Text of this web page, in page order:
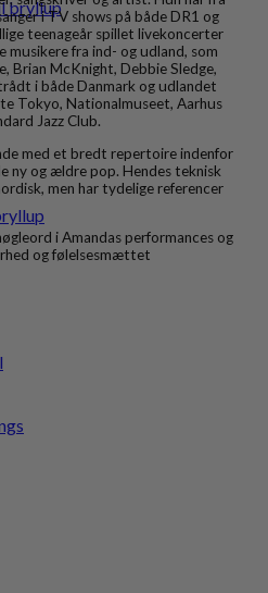
bryllupi TV shows på både DR1 og
teenageår spillet livekoncerter
musikere fra ind- og udland, som
Brian McKnight, Debbie Sledge,
i både Danmark og udlandet
Tokyo, Nationalmuseet, Aarhus
Jazz Club.
med et bredt repertoire indenfor
ny og ældre pop. Hendes teknisk
men har tydelige referencer
i Amandas performances og
og følelsesmættet